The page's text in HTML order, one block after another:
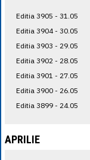
Editia 3905 - 31.05
Editia 3904 - 30.05
Editia 3903 - 29.05
Editia 3902 - 28.05
Editia 3901 - 27.05
Editia 3900 - 26.05
Editia 3899 - 24.05
APRILIE